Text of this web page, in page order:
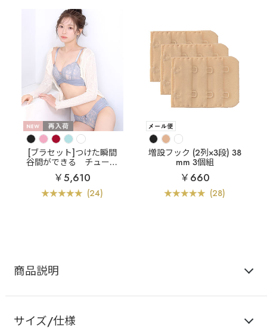
[ブラセット]つけた瞬間
谷間ができる
チュール
レース 超盛ブラ(R) ブラ
ジャー&ショーツ
￥5,610
(24)
増設フック (2列×3段) 38
mm 3個組
￥660
(28)
商品説明
サイズ/仕様